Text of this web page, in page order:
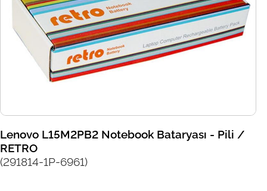
Lenovo L15M2PB2 Notebook Bataryası - Pili /
RETRO
(291814-1P-6961)